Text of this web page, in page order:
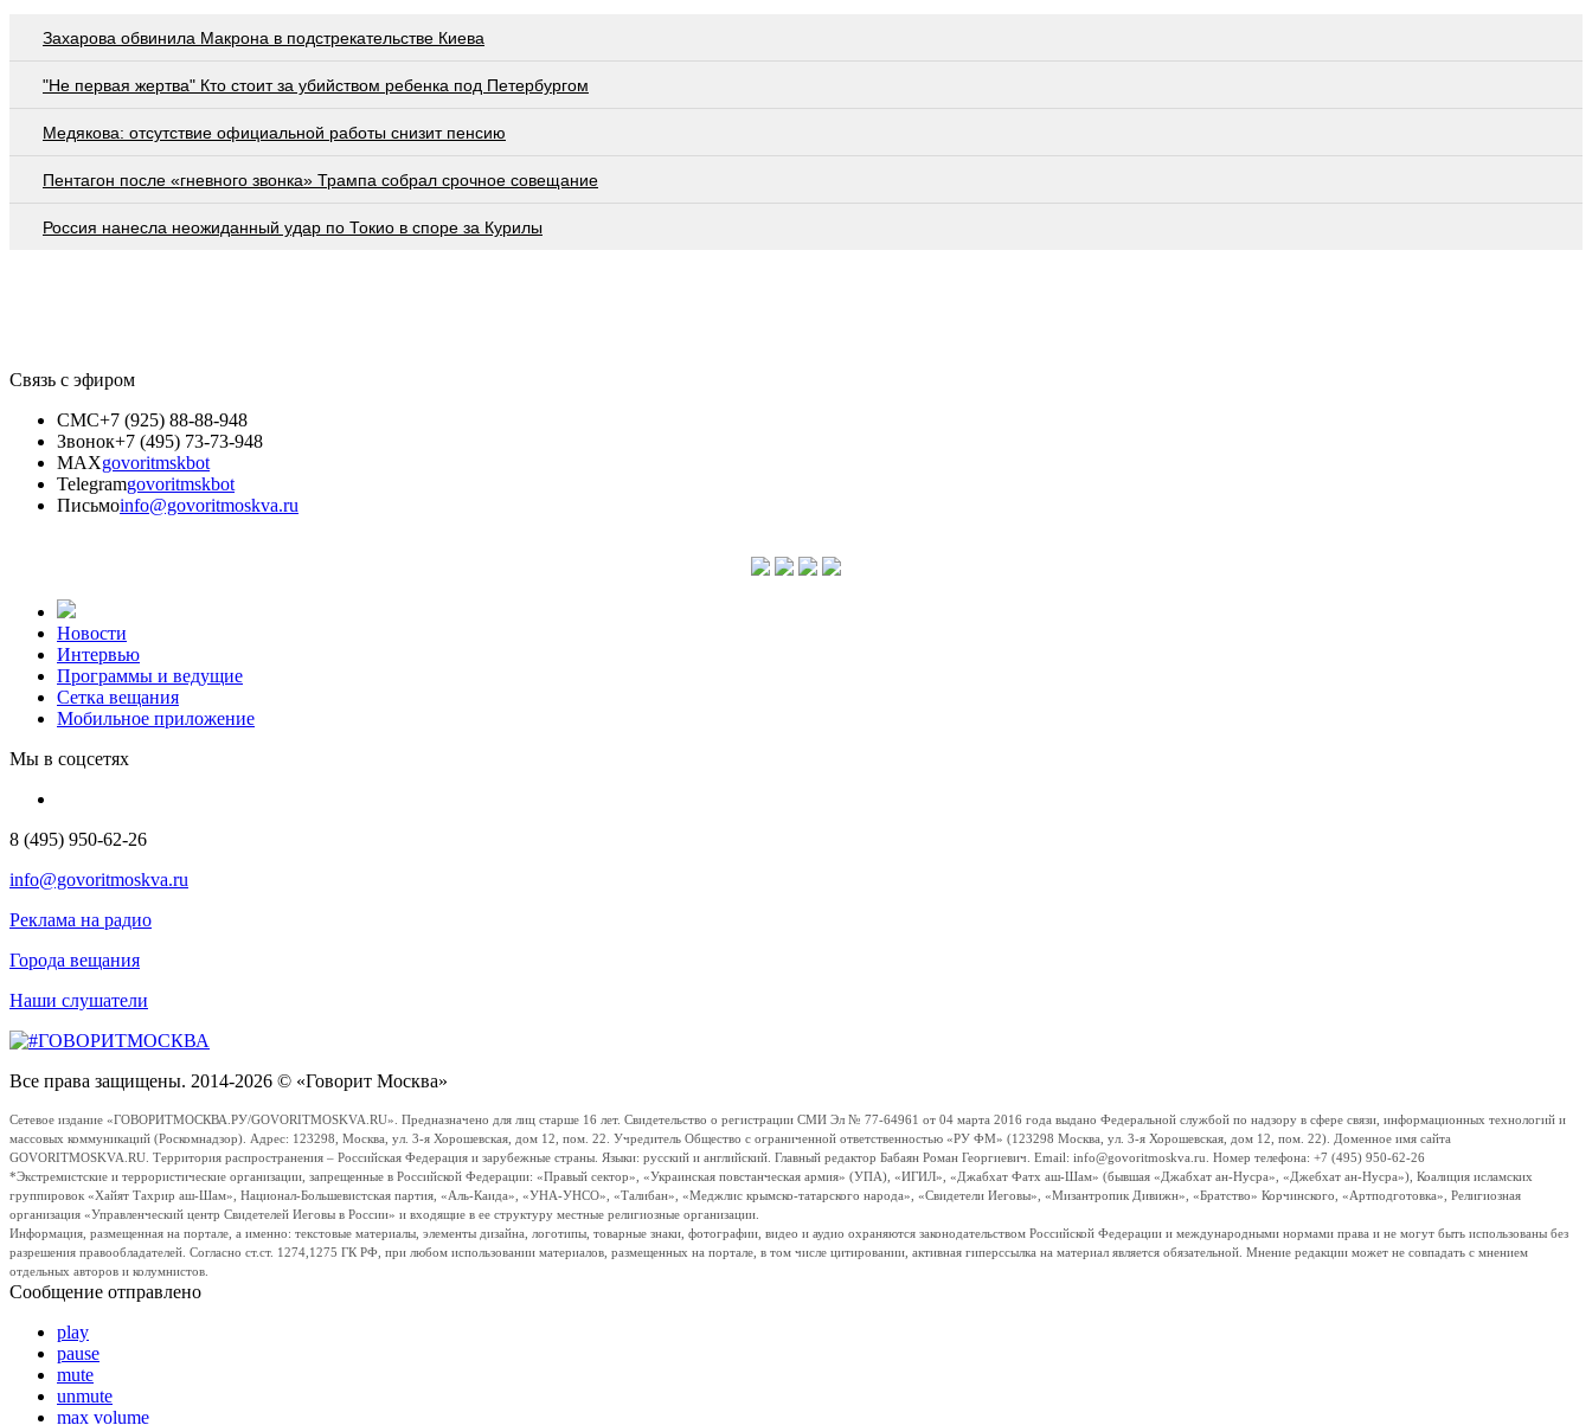
Захарова обвинила Макрона в подстрекательстве Киева
"Не первая жертва" Кто стоит за убийством ребенка под Петербургом
Медякова: отсутствие официальной работы снизит пенсию
Пентагон после «гневного звонка» Трампа собрал срочное совещание
Россия нанесла неожиданный удар по Токио в споре за Курилы
Связь с эфиром
СМС+7 (925) 88-88-948
Звонок+7 (495) 73-73-948
MAXgovoritmskbot
Telegramgovoritmskbot
Письмоinfo@govoritmoskva.ru
Новости
Интервью
Программы и ведущие
Сетка вещания
Мобильное приложение
Мы в соцсетях
8 (495) 950-62-26
info@govoritmoskva.ru
Реклама на радио
Города вещания
Наши слушатели
Все права защищены. 2014-2026 © «Говорит Москва»
Сетевое издание «ГОВОРИТМОСКВА.РУ/GOVORITMOSKVA.RU». Предназначено для лиц старше 16 лет. Свидетельство о регистрации СМИ Эл № 77-64961 от 04 марта 2016 года выдано Федеральной службой по надзору в сфере связи, информационных технологий и
массовых коммуникаций (Роскомнадзор). Адрес: 123298, Москва, ул. 3-я Хорошевская, дом 12, пом. 22. Учредитель Общество с ограниченной ответственностью «РУ ФМ» (123298 Москва, ул. 3-я Хорошевская, дом 12, пом. 22). Доменное имя сайта
GOVORITMOSKVA.RU. Территория распространения – Российская Федерация и зарубежные страны. Языки: русский и английский. Главный редактор Бабаян Роман Георгиевич. Email: info@govoritmoskva.ru. Номер телефона: +7 (495) 950-62-26
*Экстремистские и террористические организации, запрещенные в Российской Федерации: «Правый сектор», «Украинская повстанческая армия» (УПА), «ИГИЛ», «Джабхат Фатх аш-Шам» (бывшая «Джабхат ан-Нусра», «Джебхат ан-Нусра»), Коалиция исламских
группировок «Хайят Тахрир аш-Шам», Национал-Большевистская партия, «Аль-Каида», «УНА-УНСО», «Талибан», «Меджлис крымско-татарского народа», «Свидетели Иеговы», «Мизантропик Дивижн», «Братство» Корчинского, «Артподготовка», Религиозная
организация «Управленческий центр Свидетелей Иеговы в России» и входящие в ее структуру местные религиозные организации.
Информация, размещенная на портале, а именно: текстовые материалы, элементы дизайна, логотипы, товарные знаки, фотографии, видео и аудио охраняются законодательством Российской Федерации и международными нормами права и не могут быть использованы без
разрешения правообладателей. Согласно ст.ст. 1274,1275 ГК РФ, при любом использовании материалов, размещенных на портале, в том числе цитировании, активная гиперссылка на материал является обязательной. Мнение редакции может не совпадать с мнением
отдельных авторов и колумнистов.
Сообщение отправлено
play
pause
mute
unmute
max volume